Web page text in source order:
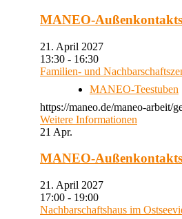
MANEO-
21. April 2027
13:30 - 16:30
Familien- und
MANEO-Teestuben
https://maneo.de/maneo-arbeit/
Weitere Informationen
21 Apr.
MANEO-
21. April 2027
17:00 - 19:00
Nachbarschaftshaus im